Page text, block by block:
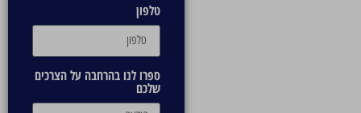
טלפון
ספרו לנו בהרחבה על הצרכים
שלכם